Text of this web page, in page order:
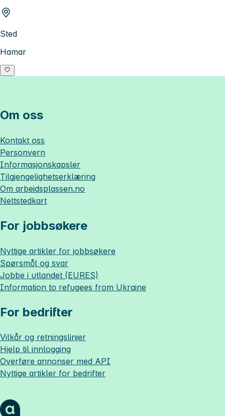
Sted
Hamar
Om oss
Kontakt oss
Personvern
Informasjonskapsler
Tilgjengelighetserklæring
Om arbeidsplassen.no
Nettstedkart
For jobbsøkere
Nyttige artikler for jobbsøkere
Spørsmål og svar
Jobbe i utlandet (EURES)
Information to refugees from Ukraine
For bedrifter
Vilkår og retningslinjer
Hjelp til innlogging
Overføre annonser med API
Nyttige artikler for bedrifter